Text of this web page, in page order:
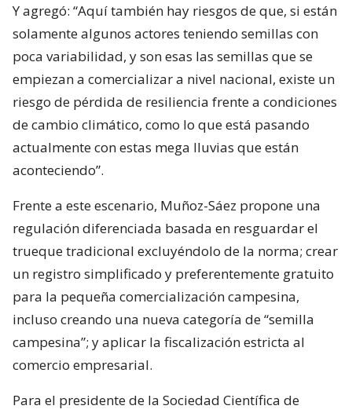
Y agregó: “Aquí también hay riesgos de que, si están
solamente algunos actores teniendo semillas con
poca variabilidad, y son esas las semillas que se
empiezan a comercializar a nivel nacional, existe un
riesgo de pérdida de resiliencia frente a condiciones
de cambio climático, como lo que está pasando
actualmente con estas mega lluvias que están
aconteciendo”.
Frente a este escenario, Muñoz-Sáez propone una
regulación diferenciada basada en resguardar el
trueque tradicional excluyéndolo de la norma; crear
un registro simplificado y preferentemente gratuito
para la pequeña comercialización campesina,
incluso creando una nueva categoría de “semilla
campesina”; y aplicar la fiscalización estricta al
comercio empresarial.
Para el presidente de la Sociedad Científica de